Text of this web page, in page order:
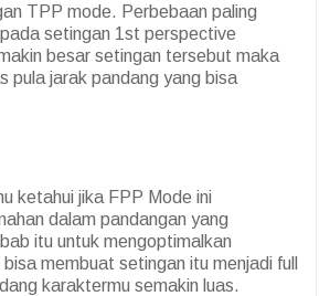
TPP mode. Perbebaan paling
setingan 1st perspective
besar setingan tersebut maka
pula jarak pandang yang bisa
ketahui jika FPP Mode ini
dalam pandangan yang
itu untuk mengoptimalkan
membuat setingan itu menjadi full
karaktermu semakin luas.